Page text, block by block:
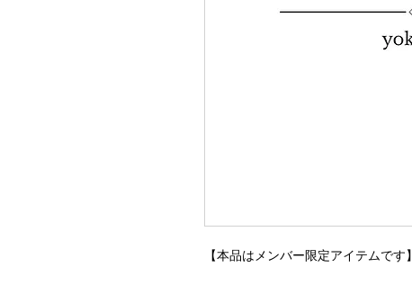
【本品はメンバー限定アイテムです】